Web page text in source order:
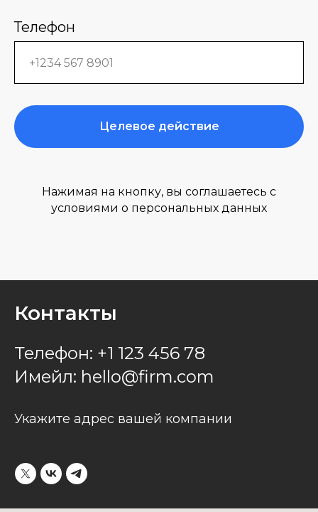
Телефон
Целевое действие
Нажимая на кнопку, вы соглашаетесь с
условиями о персональных данных
Контакты
Телефон: +1 123 456 78
Имейл: hello@firm.com
Укажите адрес вашей компании